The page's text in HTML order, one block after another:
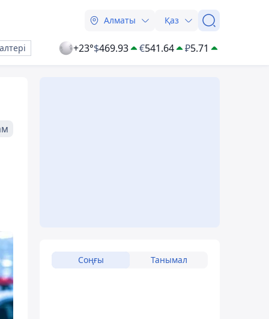
Алматы Қаз
+23°$469.93 €541.64 ₽5.71
Соңғы Танымал